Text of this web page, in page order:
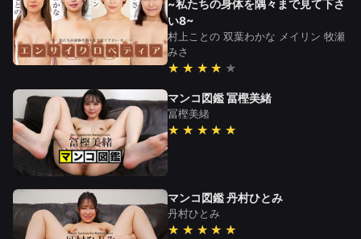
~私たちの身体を隅々まで見て下さ
い8~
村上ことの 双葉わかな メイリン 牧瀬
みさ
★★★★
マンコ図鑑 冨樫美緒
冨樫美緒
★★★★★
マンコ図鑑 丹村ひとみ
丹村ひとみ
★★★★★